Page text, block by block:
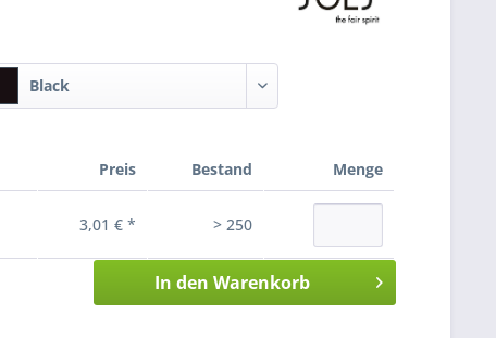
Black
Preis Bestand Menge
3,01 € * > 250
In den Warenkorb